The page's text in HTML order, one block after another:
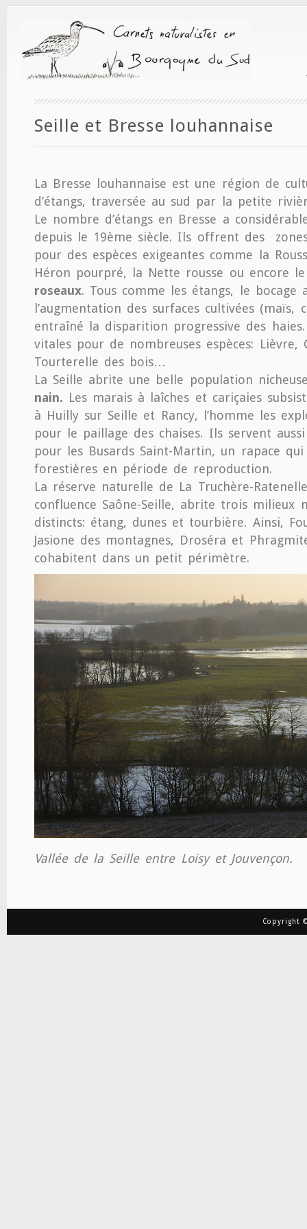
Seille et Bresse louhannaise
La Bresse louhannaise est une région de
d’étangs, traversée au sud par la petite
Le nombre d’étangs en Bresse a
depuis le 19ème siècle. Ils offrent des
pour des espèces exigeantes comme la
Héron pourpré, la Nette rousse ou encore
roseaux. Tous comme les étangs, le bocage
l’augmentation des surfaces cultivées (maïs,
entraîné la disparition progressive des
vitales pour de nombreuses espèces: Lièvre,
Tourterelle des bois…
La Seille abrite une belle population
nain. Les marais à laîches et cariçaies
à Huilly sur Seille et Rancy, l’homme les
pour le paillage des chaises. Ils servent
pour les Busards Saint-Martin, un rapace qui
forestières en période de reproduction.
La réserve naturelle de La Truchère-
confluence Saône-Seille, abrite trois milieux
distincts: étang, dunes et tourbière. Ainsi,
Jasione des montagnes, Droséra et
cohabitent dans un petit périmètre.
Vallée de la Seille entre Loisy et Jouvençon.
Copyright